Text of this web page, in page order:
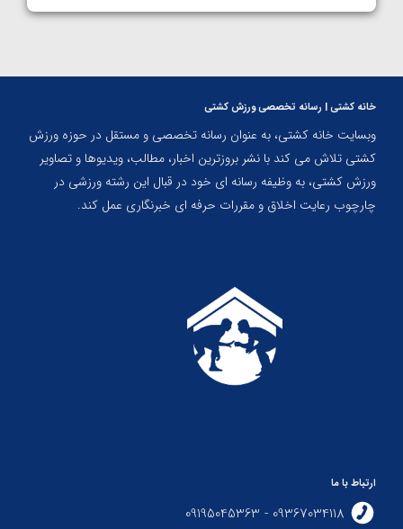
خانه کشتی | رسانه تخصصی ورزش کشتی
وبسایت خانه کشتی، به عنوان رسانه تخصصی و مستقل در حوزه ورزش
کشتی تلاش می کند با نشر بروزترین اخبار، مطالب، ویدیوها و تصاویر
ورزش کشتی، به وظیفه رسانه ای خود در قبال این رشته ورزشی در
چارچوب رعایت اخلاق و مقررات حرفه ای خبرنگاری عمل کند.
ارتباط با ما
09367034118 - 09195045363